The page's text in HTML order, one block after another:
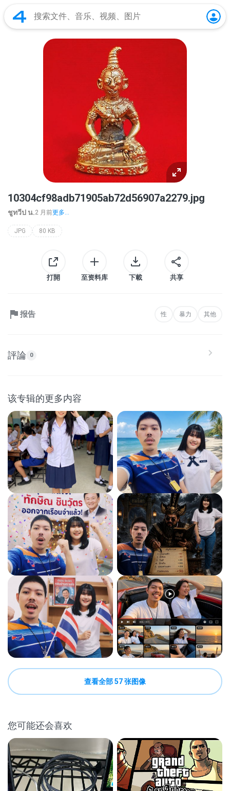
10304cf98adb71905ab72d56907a2279.jpg
ชูทวีป น.2 月前更多...
JPG 80 KB
打開 至资料库 下載 共享
报告 性 暴力 其他
評論 0
该专辑的更多内容
查看全部 57 张图像
您可能还会喜欢